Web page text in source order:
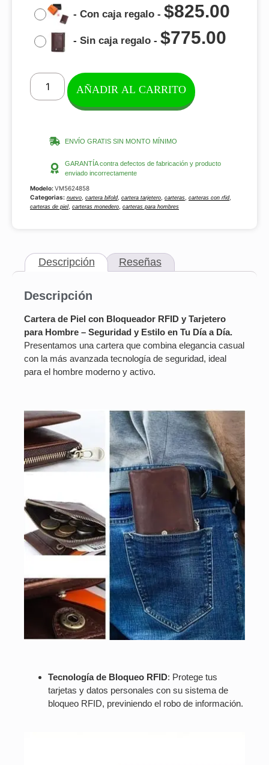
- Con caja regalo - $825.00
- Sin caja regalo - $775.00
AÑADIR AL CARRITO
ENVÍO GRATIS SIN MONTO MÍNIMO
GARANTÍA contra defectos de fabricación y producto
enviado incorrectamente
Modelo:VM5624858
Categorias: nuevo cartera bifold, cartera tarjetero carteras carteras con rfid,
carteras de piel, carteras monedero carteras para hombres
Descripción Reseñas
Descripción
Cartera de Piel con Bloqueador RFID y Tarjetero
para Hombre – Seguridad y Estilo en Tu Día a Día.
Presentamos una cartera que combina elegancia casual
con la más avanzada tecnología de seguridad, ideal
para el hombre moderno y activo.
Tecnología de Bloqueo RFID: Protege tus
tarjetas y datos personales con su sistema de
bloqueo RFID, previniendo el robo de información.